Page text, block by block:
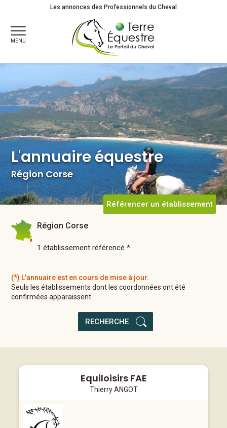
L'annuaire équestreRégion Corse
Les annonces des Professionnels du Cheval
MENU
L'annuaire équestre
Région Corse
Référencer un établissement
Région Corse
1 établissement référencé *
(*) L'annuaire est en cours de mise à jour.
Seuls les établissements dont les coordonnéesont été
confirmées apparaissent.
RECHERCHE
Equiloisirs FAE
Thierry ANGOT